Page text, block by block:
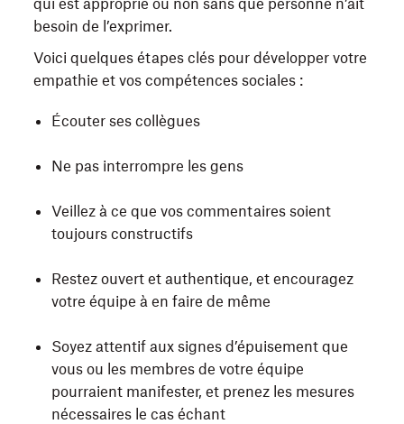
qui est approprié ou non sans que personne n’ait
besoin de l’exprimer.
Voici quelques étapes clés pour développer votre
empathie et vos compétences sociales :
Écouter ses collègues
Ne pas interrompre les gens
Veillez à ce que vos commentaires soient
toujours constructifs
Restez ouvert et authentique, et encouragez
votre équipe à en faire de même
Soyez attentif aux signes d’épuisement que
vous ou les membres de votre équipe
pourraient manifester, et prenez les mesures
nécessaires le cas échant